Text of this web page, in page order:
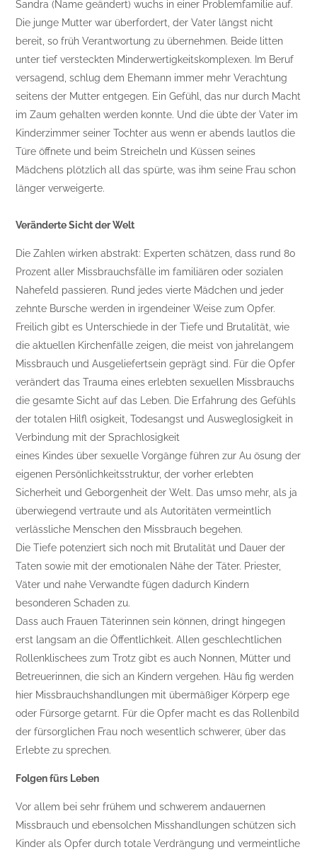
Sandra (Name geändert) wuchs in einer Problemfamilie auf.
Die junge Mutter war überfordert, der Vater längst nicht
bereit, so früh Verantwortung zu übernehmen. Beide litten
unter tief versteckten Minderwertigkeitskomplexen. Im Beruf
versagend, schlug dem Ehemann immer mehr Verachtung
seitens der Mutter entgegen. Ein Gefühl, das nur durch Macht
im Zaum gehalten werden konnte. Und die übte der Vater im
Kinderzimmer seiner Tochter aus wenn er abends lautlos die
Türe öffnete und beim Streicheln und Küssen seines
Mädchens plötzlich all das spürte, was ihm seine Frau schon
länger verweigerte.
Veränderte Sicht der Welt
Die Zahlen wirken abstrakt: Experten schätzen, dass rund 80
Prozent aller Missbrauchsfälle im familiären oder sozialen
Nahefeld passieren. Rund jedes vierte Mädchen und jeder
zehnte Bursche werden in irgendeiner Weise zum Opfer.
Freilich gibt es Unterschiede in der Tiefe und Brutalität, wie
die aktuellen Kirchenfälle zeigen, die meist von jahrelangem
Missbrauch und Ausgeliefertsein geprägt sind. Für die Opfer
verändert das Trauma eines erlebten sexuellen Missbrauchs
die gesamte Sicht auf das Leben. Die Erfahrung des Gefühls
der totalen Hilfl osigkeit, Todesangst und Ausweglosigkeit in
Verbindung mit der Sprachlosigkeit
eines Kindes über sexuelle Vorgänge führen zur Au ösung der
eigenen Persönlichkeitsstruktur, der vorher erlebten
Sicherheit und Geborgenheit der Welt. Das umso mehr, als ja
überwiegend vertraute und als Autoritäten vermeintlich
verlässliche Menschen den Missbrauch begehen.
Die Tiefe potenziert sich noch mit Brutalität und Dauer der
Taten sowie mit der emotionalen Nähe der Täter. Priester,
Väter und nahe Verwandte fügen dadurch Kindern
besonderen Schaden zu.
Dass auch Frauen Täterinnen sein können, dringt hingegen
erst langsam an die Öffentlichkeit. Allen geschlechtlichen
Rollenklischees zum Trotz gibt es auch Nonnen, Mütter und
Betreuerinnen, die sich an Kindern vergehen. Häu fig werden
hier Missbrauchshandlungen mit übermäßiger Körperp ege
oder Fürsorge getarnt. Für die Opfer macht es das Rollenbild
der fürsorglichen Frau noch wesentlich schwerer, über das
Erlebte zu sprechen.
Folgen fürs Leben
Vor allem bei sehr frühem und schwerem andauernen
Missbrauch und ebensolchen Misshandlungen schützen sich
Kinder als Opfer durch totale Verdrängung und vermeintliche